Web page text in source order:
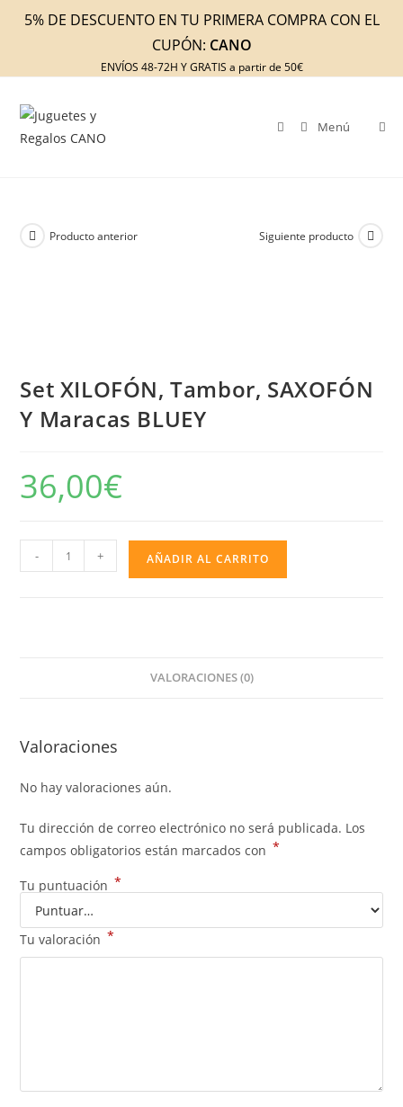
5% DE DESCUENTO EN TU PRIMERA COMPRA CON EL
CUPÓN: CANO
ENVÍOS 48-72H Y GRATIS a partir de 50€
Menú
Producto anterior Siguiente producto
Set XILOFÓN, Tambor, SAXOFÓN
Y Maracas BLUEY
36,00€
XILOFÓN,
- + AÑADIR AL CARRITO
VALORACIONES (0)
Valoraciones
No hay valoraciones aún.
Tu dirección de correo electrónico no será publicada. Los
campos obligatorios están marcados con *
Tu puntuación *
Tu valoración *